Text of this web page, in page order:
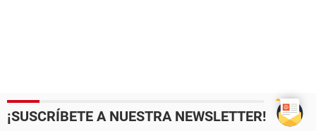
¡SUSCRÍBETE A NUESTRA NEWSLETTER!